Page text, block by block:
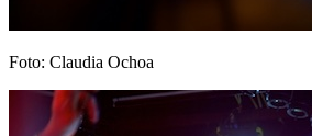
Foto: Claudia Ochoa